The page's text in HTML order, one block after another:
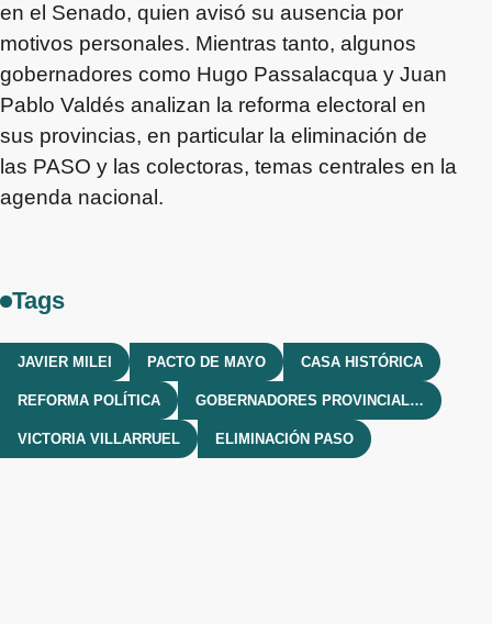
en el Senado, quien avisó su ausencia por
motivos personales. Mientras tanto, algunos
gobernadores como Hugo Passalacqua y Juan
Pablo Valdés analizan la reforma electoral en
sus provincias, en particular la eliminación de
las PASO y las colectoras, temas centrales en la
agenda nacional.
Tags
JAVIER MILEI PACTO DE MAYO CASA HISTÓRICA
REFORMA POLÍTICA GOBERNADORES PROVINCIALES
VICTORIA VILLARRUEL ELIMINACIÓN PASO